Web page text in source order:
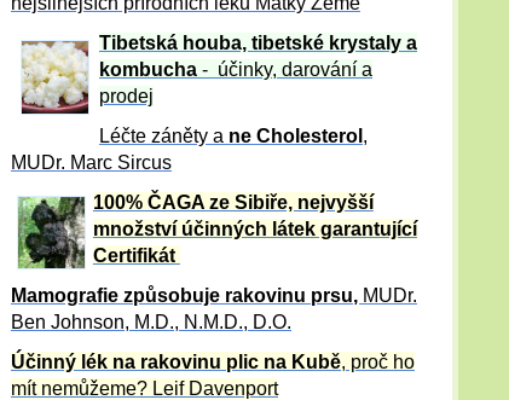
Tibetská houba, tibetské krystaly a
kombucha - účinky, darování a
prodej
Léčte záněty a ne Cholesterol ,
MUDr. Marc Sircus
100% ČAGA ze Sibiře, nejvyšší
množství účinných látek garantující
Certifikát
Mamografie způsobuje rakovinu prsu, MUDr.
Ben Johnson, M.D., N.M.D., D.O.
Účinný lék na rakovinu plic na Kubě, proč ho
mít nemůžeme? Leif Davenport